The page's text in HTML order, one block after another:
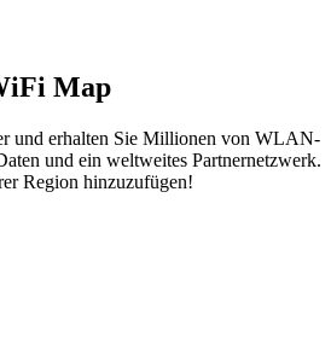
Map
und erhalten Sie Millionen von WLAN-
und ein weltweites Partnernetzwerk.
Region hinzuzufügen!